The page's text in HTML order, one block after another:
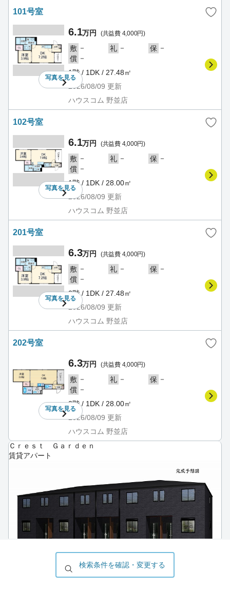
101号室
写真を見る
6.1万円 (共益費 4,000円)
敷 － 礼 － 保 －
償 －
1階 / 1DK / 27.48㎡
2026/08/09 更新
ハウスコム 野並店
102号室
写真を見る
6.1万円 (共益費 4,000円)
敷 － 礼 － 保 －
償 －
1階 / 1DK / 28.00㎡
2026/08/09 更新
ハウスコム 野並店
201号室
写真を見る
6.3万円 (共益費 4,000円)
敷 － 礼 － 保 －
償 －
2階 / 1DK / 27.48㎡
2026/08/09 更新
ハウスコム 野並店
202号室
写真を見る
6.3万円 (共益費 4,000円)
敷 － 礼 － 保 －
償 －
2階 / 1DK / 28.00㎡
2026/08/09 更新
ハウスコム 野並店
Ｃｒｅｓｔ Ｇａｒｄｅｎ
賃貸アパート
愛知県 名古屋市天白区 鴻の巣
名古屋市営地下鉄 鶴舞線 原駅 （徒歩21分）
検索条件を確認・変更する